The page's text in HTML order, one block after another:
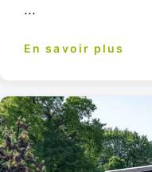
...
En savoir plus